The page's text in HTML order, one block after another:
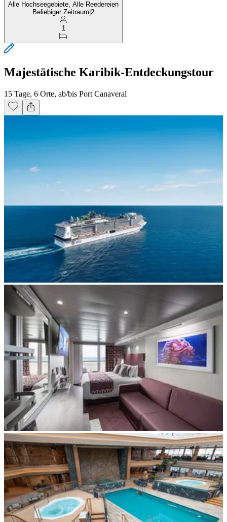
Alle Hochseegebiete, Alle Reedereien
Beliebiger Zeitraum 2
1
Majestätische Karibik-Entdeckungstour
15 Tage, 6 Orte, ab/bis Port Canaveral